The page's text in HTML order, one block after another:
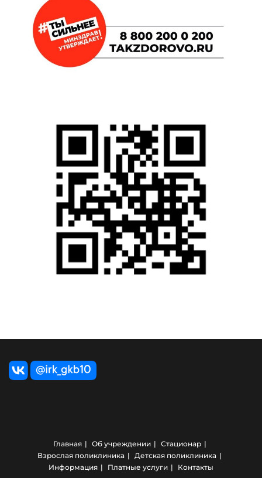
Главная Об учреждении
Стационар
Взрослая поликлиника
Детская поликлиника
Информация
Платные услуги Контакты